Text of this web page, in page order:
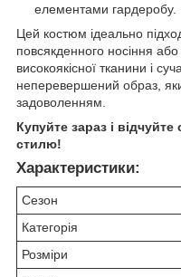
елементами гардеробу.
Цей костюм ідеально
повсякденного носіння
високоякісної тканини і
неперевершений образ,
задоволенням.
Купуйте зараз і
стилю!
Характеристики:
Сезон
Категорія
Розміри